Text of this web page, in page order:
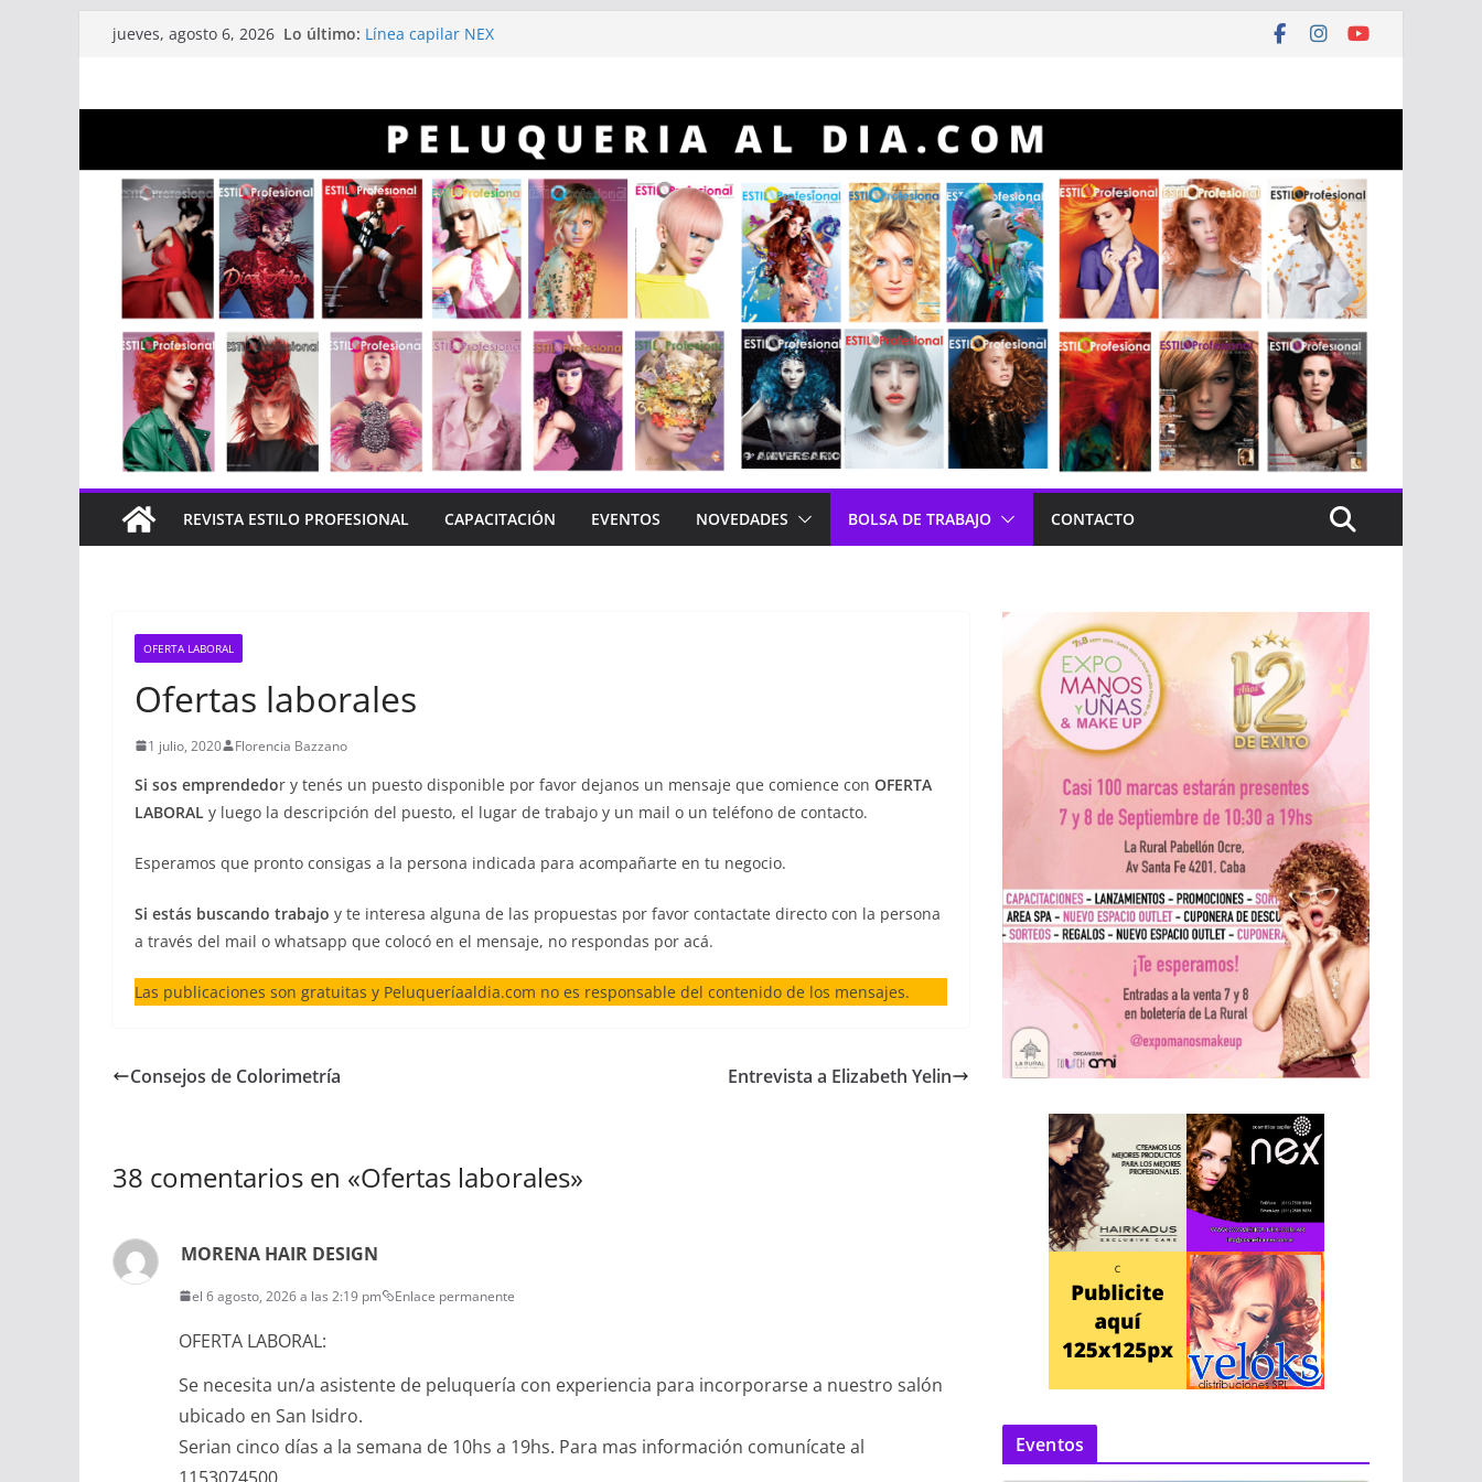
Saltarjueves, agosto 6, 2026 Lo último: Línea capilar NEX
Infaltables a la hora de hacer color
REVISTA ESTILO PROFESIONAL CAPACITACIÓN EVENTOS NOVEDADES BOLSA DE TRABAJO CONTACTO
OFERTA LABORAL
Ofertas laborales
1 julio, 2020 Florencia Bazzano
Si sos emprendedor y tenés un puesto disponible por favor dejanos un mensaje que comience con OFERTA
LABORAL y luego la descripción del puesto, el lugar de trabajo y un mail o un teléfono de contacto.
Esperamos que pronto consigas a la persona indicada para acompañarte en tu negocio.
Si estás buscando trabajo y te interesa alguna de las propuestas por favor contactate directo con la persona
a través del mail o whatsapp que colocó en el mensaje, no respondas por acá.
Las publicaciones son gratuitas y Peluqueríaaldia.com no es responsable del contenido de los mensajes.
Consejos de Colorimetría Entrevista a Elizabeth Yelin
38 comentarios en «Ofertas laborales»
MORENA HAIR DESIGN
el 6 agosto, 2026 a las 2:19 pm Enlace permanente
OFERTA LABORAL:
Se necesita un/a asistente de peluquería con experiencia para incorporarse a nuestro salón
ubicado en San Isidro.
Serian cinco días a la semana de 10hs a 19hs. Para mas información comunícate al
Eventos